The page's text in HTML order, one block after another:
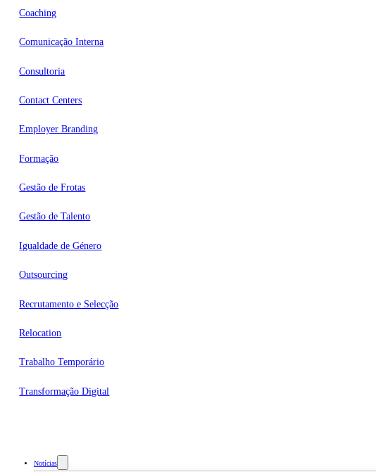
Coaching
Comunicação Interna
Consultoria
Contact Centers
Employer Branding
Formação
Gestão de Frotas
Gestão de Talento
Igualdade de Género
Outsourcing
Recrutamento e Selecção
Relocation
Trabalho Temporário
Transformação Digital
Notícias